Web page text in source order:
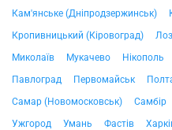
Кам'янське (Дніпродзержинськ)
Кропивницький (Кіровоград)
Миколаїв
Мукачево Нікополь
Павлоград
Первомайськ
Самар (Новомосковськ)
Самбір
Ужгород
Умань Фастів